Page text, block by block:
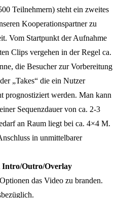
Teilnehmern) steht ein zweites
Kooperationspartner zu
Vom Startpunkt der Aufnahme
Clips vergehen in der Regel ca.
die Besucher zur Vorbereitung
„Takes“ die ein Nutzer
prognostiziert werden. Man kann
Sequenzdauer von ca. 2-3
an Raum liegt bei ca. 4×4 M.
in unmittelbarer
Intro/Outro/Overlay
das Video zu branden.